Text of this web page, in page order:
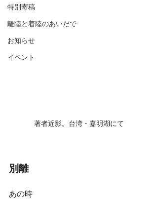
特別寄稿
離陸と着陸のあいだで
お知らせ
イベント
著者近影。台湾・嘉明湖にて
別離
あの時